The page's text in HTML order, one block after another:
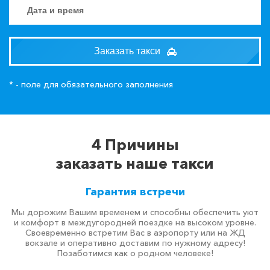
Заказать такси
* - поле для обязательного заполнения
4 Причины
заказать наше такси
Гарантия встречи
Мы дорожим Вашим временем и способны обеспечить уют
и комфорт в междугородней поездке на высоком уровне.
Своевременно встретим Вас в аэропорту или на ЖД
вокзале и оперативно доставим по нужному адресу!
Позаботимся как о родном человеке!